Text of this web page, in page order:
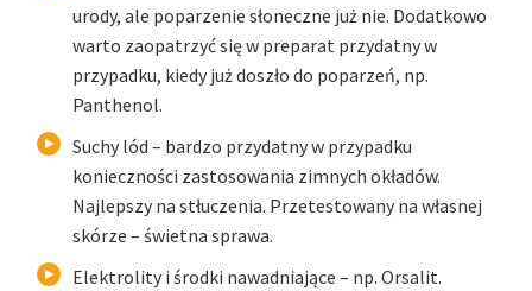
urody, ale poparzenie słoneczne już nie. Dodatkowo
warto zaopatrzyć się w preparat przydatny w
przypadku, kiedy już doszło do poparzeń, np.
Panthenol.
Suchy lód – bardzo przydatny w przypadku
konieczności zastosowania zimnych okładów.
Najlepszy na stłuczenia. Przetestowany na własnej
skórze – świetna sprawa.
Elektrolity i środki nawadniające – np. Orsalit.